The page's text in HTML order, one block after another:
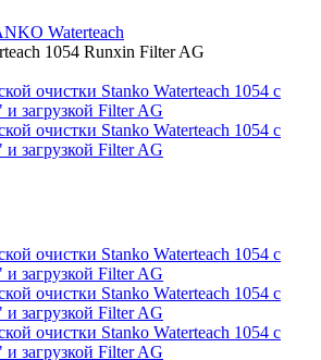
Waterteach
1054 Runxin Filter AG